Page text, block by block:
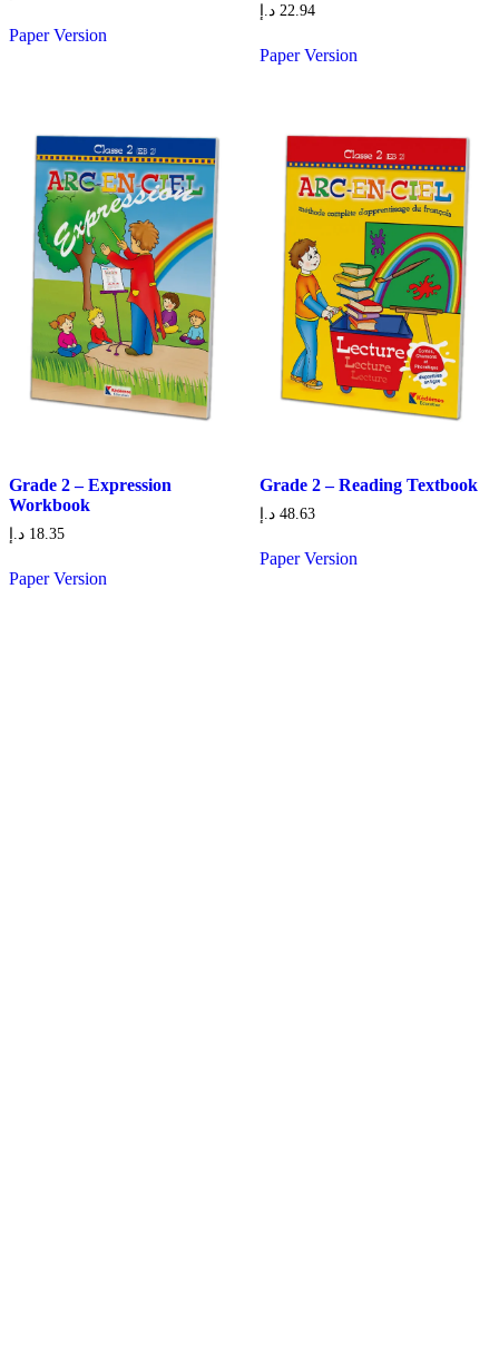
Paper Version
22.94 د.إ
Paper Version
Grade 2 – Expression
Workbook
18.35 د.إ
Paper Version
Grade 2 – Reading Textbook
48.63 د.إ
Paper Version